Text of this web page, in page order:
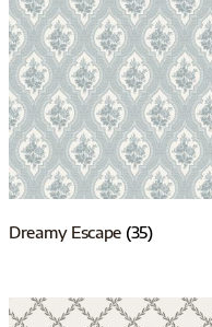
Dreamy Escape (35)